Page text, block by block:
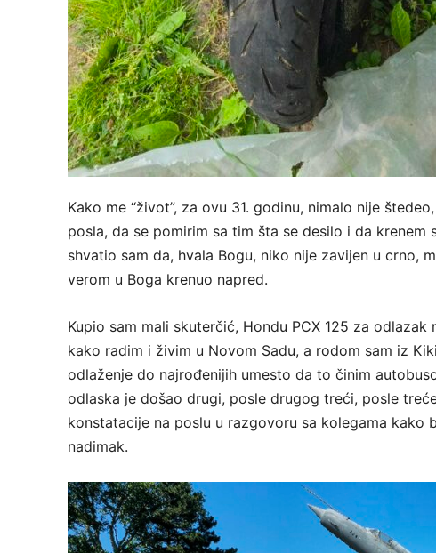
Kako me “život”, za ovu 31. godinu, nimalo nije
posla, da se pomirim sa tim šta se desilo i da krenem
shvatio sam da, hvala Bogu, niko nije zavijen u crno,
verom u Boga krenuo napred.
Kupio sam mali skuterčić, Hondu PCX 125 za
kako radim i živim u Novom Sadu, a rodom sam iz
odlaženje do najrođenijih umesto da to činim
odlaska je došao drugi, posle drugog treći, posle
konstatacije na poslu u razgovoru sa kolegama kako
nadimak.